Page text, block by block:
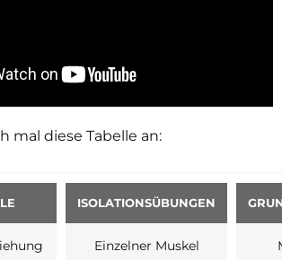
mal diese Tabelle an:
ISOLATIONSÜBUNGEN
Einzelner Muskel